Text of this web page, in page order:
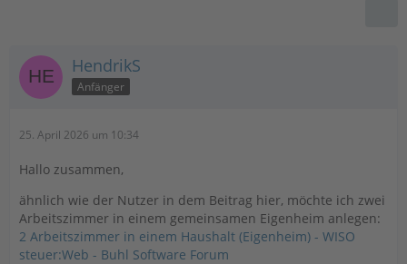
HendrikS
Anfänger
25. April 2026 um 10:34
Hallo zusammen,
ähnlich wie der Nutzer in dem Beitrag hier, möchte ich zwei
Arbeitszimmer in einem gemeinsamen Eigenheim anlegen:
2 Arbeitszimmer in einem Haushalt (Eigenheim) - WISO
steuer:Web - Buhl Software Forum